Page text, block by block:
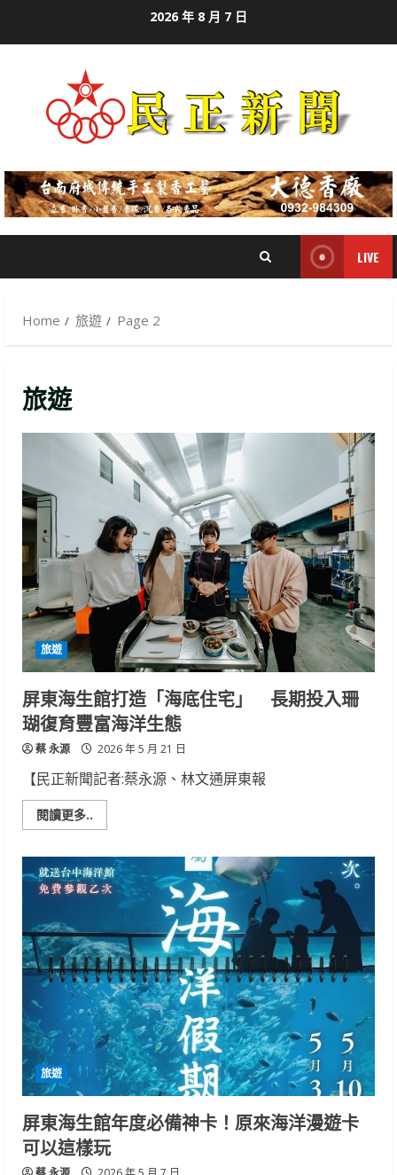
2026 年 8 月 7 日
LIVE
Home 旅遊 Page 2
旅遊
旅遊
屏東海生館打造「海底住宅」 長期投入珊
瑚復育豐富海洋生態
蔡 永源 2026 年 5 月 21 日
【民正新聞記者:蔡永源、林文通屏東報
閱讀更多..
more
東
海
生
館
「海
底
住
宅」
長
期
投
入
珊
瑚
育
豐
富
海
洋
生
態
旅遊
屏東海生館年度必備神卡！原來海洋漫遊卡
可以這樣玩